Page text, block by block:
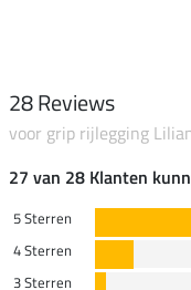
28 Reviews
voor grip rijlegging
27 van 28 Klanten
5 Sterren
4 Sterren
3 Sterren